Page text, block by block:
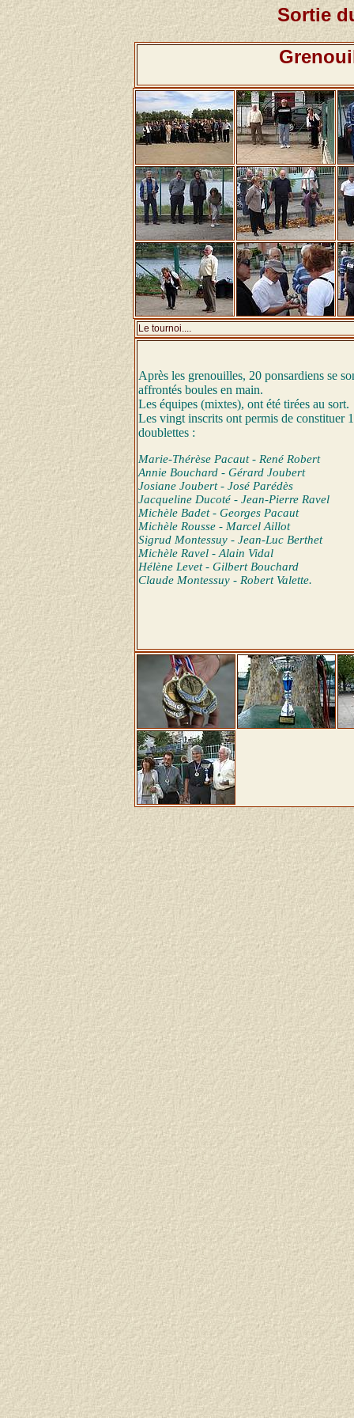
Sortie
Le tournoi....
Après les grenouilles, 20 ponsardiens se
affrontés boules en main.
Les équipes (mixtes), ont été tirées au sort.
Les vingt inscrits ont permis de constituer
doublettes :
Marie-Thérèse Pacaut - René Robert
Annie Bouchard - Gérard Joubert
Josiane Joubert - José Parédès
Jacqueline Ducoté - Jean-Pierre Ravel
Michèle Badet - Georges Pacaut
Michèle Rousse - Marcel Aillot
Sigrud Montessuy - Jean-Luc Berthet
Michèle Ravel - Alain Vidal
Hélène Levet - Gilbert Bouchard
Claude Montessuy - Robert Valette.